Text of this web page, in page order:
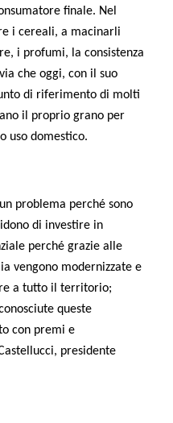
finale. Nel
i cereali, a macinarli
i profumi, la consistenza
che oggi, con il suo
di riferimento di molti
il proprio grano per
uso domestico.
problema perché sono
di investire in
perché grazie alle
vengono modernizzate e
a tutto il territorio;
queste
con premi e
presidente